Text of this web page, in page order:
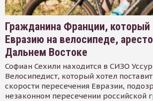
Гражданина Франции, который
Евразию на велосипеде,
Дальнем Востоке
Софиан Сехили находится в СИЗО
Велосипедист, который хотел
скорости пересечения Евразии,
незаконном пересечении российской